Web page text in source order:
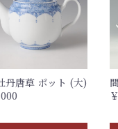
丹唐草 ポット (大)